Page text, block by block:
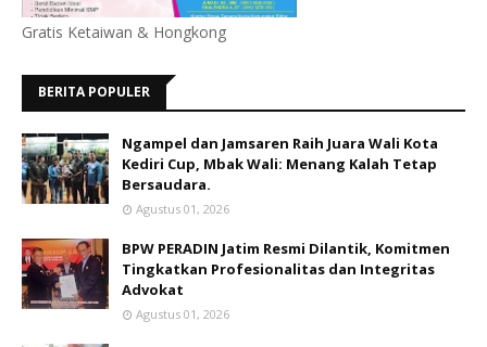
Gratis Ketaiwan & Hongkong
BERITA POPULER
Ngampel dan Jamsaren Raih Juara Wali Kota
Kediri Cup, Mbak Wali: Menang Kalah Tetap
Bersaudara.
Agustus 01, 2026
BPW PERADIN Jatim Resmi Dilantik, Komitmen
Tingkatkan Profesionalitas dan Integritas
Advokat
Agustus 01, 2026